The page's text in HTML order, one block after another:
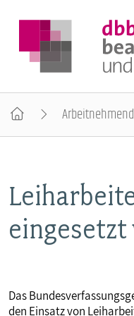
BEAMTINNEN &
ARBEITNEHMENDE
POLITIK &
Das
den Einsatz von